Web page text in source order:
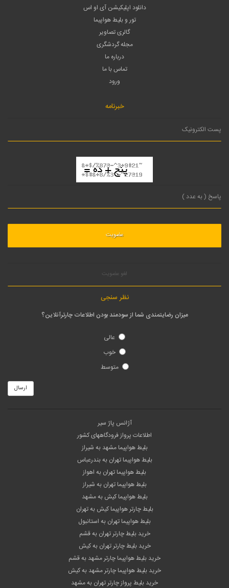
دانلود اپلیکیشن آی او اس
تور و بلیط هواپیما
گالری تصاویر
مجله گردشگری
درباره ما
تماس با ما
ورود
خبرنامه
لغو عضویت
نظر سنجی
میزان رضایتمندی شما از سودمند بودن اطلاعات چارترآنلاین؟
عالی
خوب
متوسط
ارسال
آژانس پاژ سیر
اطلاعات پرواز فرودگاههای کشور
بلیط هواپیما مشهد به شیراز
بلیط هواپیما تهران به بندرعباس
بلیط هواپیما تهران به اهواز
بلیط هواپیما تهران به شیراز
بلیط هواپیما کیش به مشهد
بلیط چارتر هواپیما کیش به تهران
بلیط هواپیما تهران به استانبول
خرید بلیط چارتر تهران به قشم
خرید بلیط چارتر تهران به کیش
خرید بلیط هواپیما چارتر مشهد به قشم
خرید بلیط هواپیما چارتر مشهد به کیش
خرید بلیط پرواز چارتر تهران به مشهد